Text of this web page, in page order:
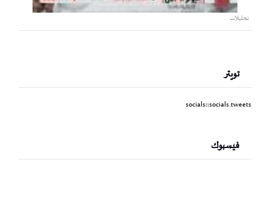
تحليلات
تويتر
socials::socials.tweets
فيسبوك